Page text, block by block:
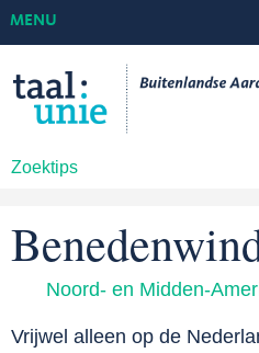
Zoektips
MENU
Noord- en Midden-
Vrijwel alleen op de